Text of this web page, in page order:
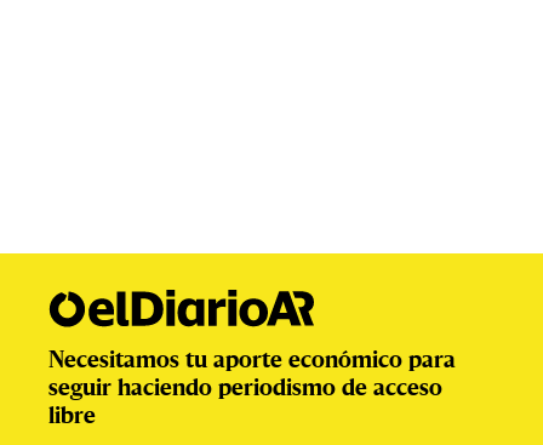
Necesitamos tu aporte económico para
seguir haciendo periodismo de acceso
libre